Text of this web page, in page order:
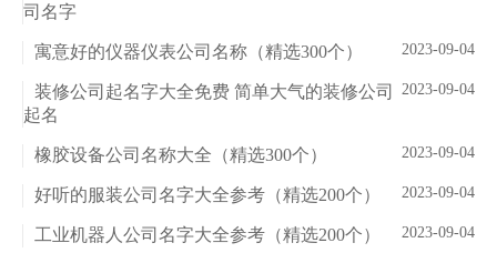
司名字
2023-09-04
寓意好的仪器仪表公司名称（精选300个）
2023-09-04
装修公司起名字大全免费 简单大气的装修公司
起名
2023-09-04
橡胶设备公司名称大全（精选300个）
2023-09-04
好听的服装公司名字大全参考（精选200个）
2023-09-04
工业机器人公司名字大全参考（精选200个）